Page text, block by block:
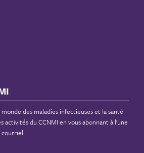
des maladies infectieuses et la santé
activités du CCNMI en vous abonnant à l’une
courriel.